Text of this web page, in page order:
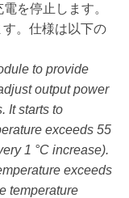
を停止します。
。仕様は以下の
to provide
output power
It starts to
exceeds 55
1 °C increase).
exceeds
temperature